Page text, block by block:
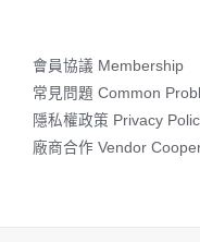
會員協議 Membership
常見問題 Common
隱私權政策 Privacy
廠商合作 Vendor